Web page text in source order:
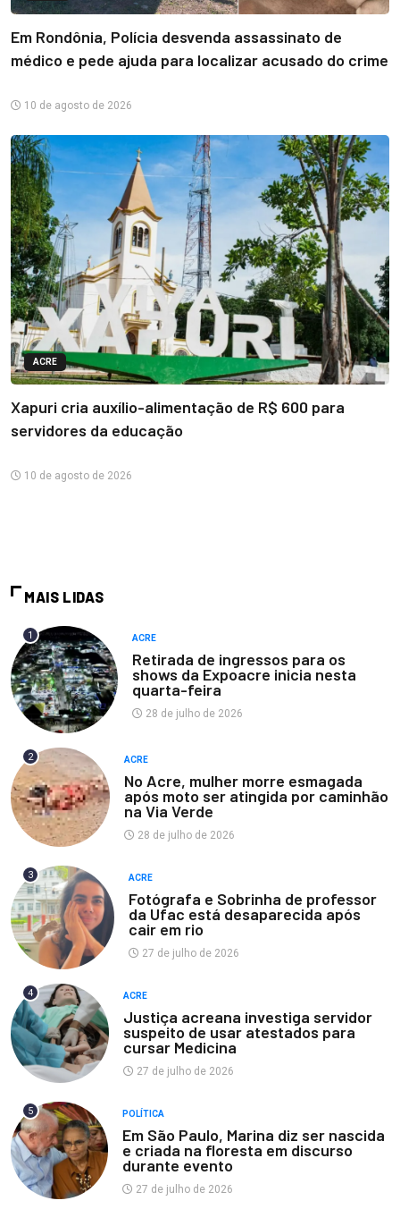
Em Rondônia, Polícia desvenda assassinato de
médico e pede ajuda para localizar acusado do crime
10 de agosto de 2026
ACRE
Xapuri cria auxílio-alimentação de R$ 600 para
servidores da educação
10 de agosto de 2026
MAIS LIDAS
1 ACRE
Retirada de ingressos para os
shows da Expoacre inicia nesta
quarta-feira
28 de julho de 2026
2 ACRE
No Acre, mulher morre esmagada
após moto ser atingida por caminhão
na Via Verde
28 de julho de 2026
3 ACRE
Fotógrafa e Sobrinha de professor
da Ufac está desaparecida após
cair em rio
27 de julho de 2026
4 ACRE
Justiça acreana investiga servidor
suspeito de usar atestados para
cursar Medicina
27 de julho de 2026
5 POLÍTICA
Em São Paulo, Marina diz ser nascida
e criada na floresta em discurso
durante evento
27 de julho de 2026